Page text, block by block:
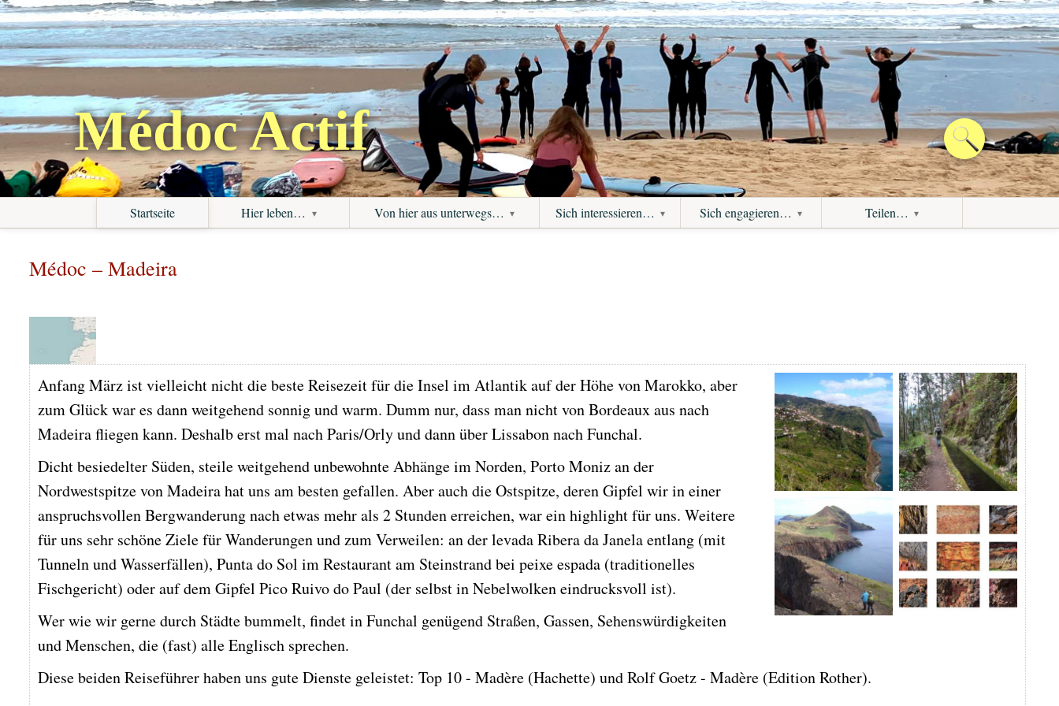
Médoc Actif
Startseite Hier leben… Von hier aus unterwegs… Sich interessieren… Sich engagieren… Teilen…
Médoc – Madeira
Anfang März ist vielleicht nicht die beste Reisezeit für die Insel im Atlantik auf der Höhe von Marokko, aber
zum Glück war es dann weitgehend sonnig und warm. Dumm nur, dass man nicht von Bordeaux aus nach
Madeira fliegen kann. Deshalb erst mal nach Paris/Orly und dann über Lissabon nach Funchal.
Dicht besiedelter Süden, steile weitgehend unbewohnte Abhänge im Norden, Porto Moniz an der
Nordwestspitze von Madeira hat uns am besten gefallen. Aber auch die Ostspitze, deren Gipfel wir in einer
anspruchsvollen Bergwanderung nach etwas mehr als 2 Stunden erreichen, war ein highlight für uns. Weitere
für uns sehr schöne Ziele für Wanderungen und zum Verweilen: an der levada Ribera da Janela entlang (mit
Tunneln und Wasserfällen), Punta do Sol im Restaurant am Steinstrand bei peixe espada (traditionelles
Fischgericht) oder auf dem Gipfel Pico Ruivo do Paul (der selbst in Nebelwolken eindrucksvoll ist).
Wer wie wir gerne durch Städte bummelt, findet in Funchal genügend Straßen, Gassen, Sehenswürdigkeiten
und Menschen, die (fast) alle Englisch sprechen.
Diese beiden Reiseführer haben uns gute Dienste geleistet: Top 10 - Madère (Hachette) und Rolf Goetz - Madère (Edition Rother).